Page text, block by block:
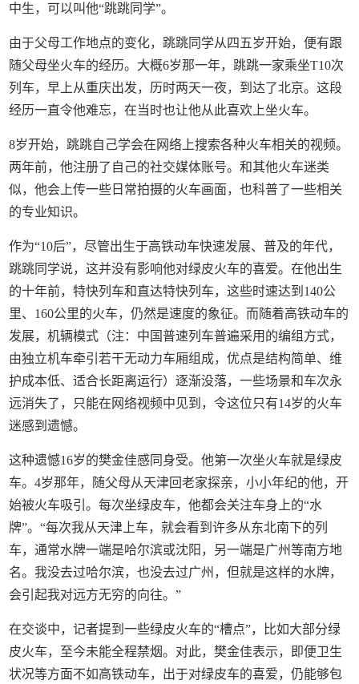
中生，可以叫他“跳跳同学”。
由于父母工作地点的变化，跳跳同学从四五岁开始，便有跟
随父母坐火车的经历。大概6岁那一年，跳跳一家乘坐T10次
列车，早上从重庆出发，历时两天一夜，到达了北京。这段
经历一直令他难忘，在当时也让他从此喜欢上坐火车。
8岁开始，跳跳自己学会在网络上搜索各种火车相关的视频。
两年前，他注册了自己的社交媒体账号。和其他火车迷类
似，他会上传一些日常拍摄的火车画面，也科普了一些相关
的专业知识。
作为“10后”，尽管出生于高铁动车快速发展、普及的年代，
跳跳同学说，这并没有影响他对绿皮火车的喜爱。在他出生
的十年前，特快列车和直达特快列车，这些时速达到140公
里、160公里的火车，仍然是速度的象征。而随着高铁动车的
发展，机辆模式（注：中国普速列车普遍采用的编组方式，
由独立机车牵引若干无动力车厢组成，优点是结构简单、维
护成本低、适合长距离运行）逐渐没落，一些场景和车次永
远消失了，只能在网络视频中见到，令这位只有14岁的火车
迷感到遗憾。
这种遗憾16岁的樊金佳感同身受。他第一次坐火车就是绿皮
车。4岁那年，随父母从天津回老家探亲，小小年纪的他，开
始被火车吸引。每次坐绿皮车，他都会关注车身上的“水
牌”。“每次我从天津上车，就会看到许多从东北南下的列
车，通常水牌一端是哈尔滨或沈阳，另一端是广州等南方地
名。我没去过哈尔滨，也没去过广州，但就是这样的水牌，
会引起我对远方无穷的向往。”
在交谈中，记者提到一些绿皮火车的“槽点”，比如大部分绿
皮火车，至今未能全程禁烟。对此，樊金佳表示，即便卫生
状况等方面不如高铁动车，出于对绿皮车的喜爱，仍能够包